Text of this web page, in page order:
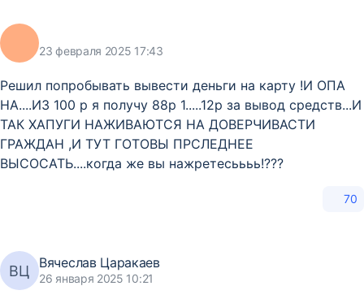
23 февраля 2025 17:43
Решил попробывать вывести деньги на карту !И ОПА
НА....ИЗ 100 р я получу 88р 1.....12р за вывод средств...И
ТАК ХАПУГИ НАЖИВАЮТСЯ НА ДОВЕРЧИВАСТИ
ГРАЖДАН ,И ТУТ ГОТОВЫ ПРСЛЕДНЕЕ
ВЫСОСАТЬ....когда же вы нажретесьььь!???
70
ВЦ Вячеслав Царакаев
26 января 2025 10:21